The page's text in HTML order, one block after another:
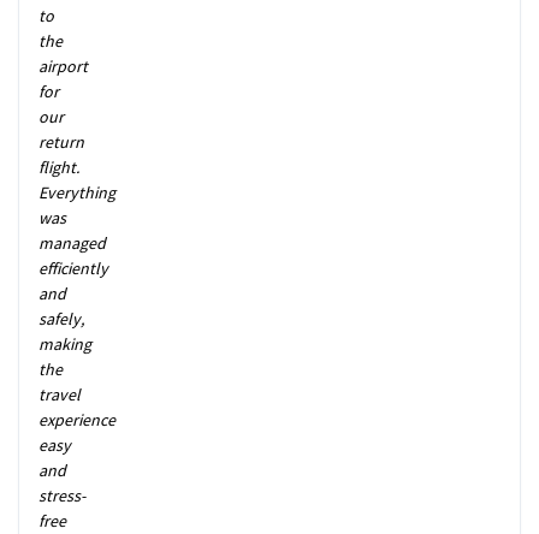
to
the
airport
for
our
return
flight.
Everything
was
managed
efficiently
and
safely,
making
the
travel
experience
easy
and
stress-
free